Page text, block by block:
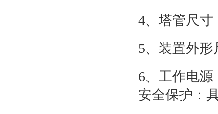
4、塔管尺寸
5、装置外形
6、工作电源
安全保护：